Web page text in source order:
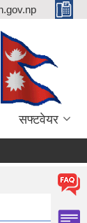
सफ्टवेयर